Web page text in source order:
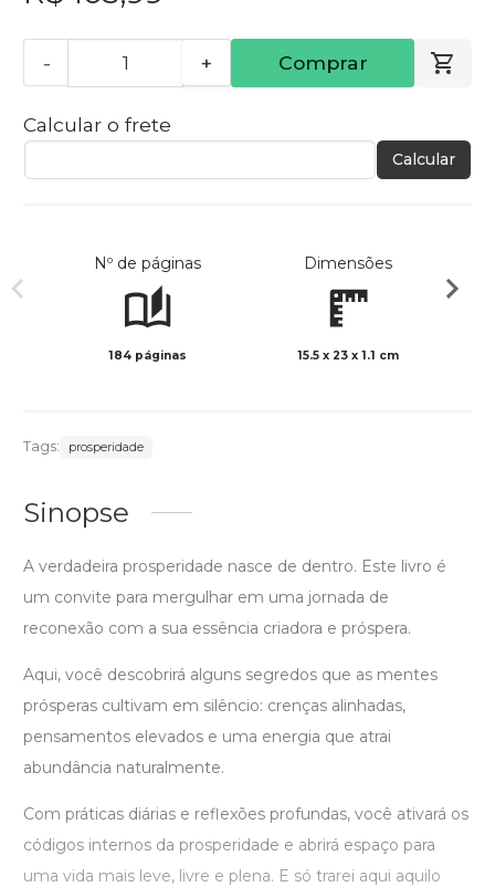
- + Comprar
Calcular o frete
Calcular
Nº de páginas
184 páginas
Dimensões
15.5 x 23 x 1.1 cm
Tags: prosperidade
Sinopse
A verdadeira prosperidade nasce de dentro. Este livro é
um convite para mergulhar em uma jornada de
reconexão com a sua essência criadora e próspera.
Aqui, você descobrirá alguns segredos que as mentes
prósperas cultivam em silêncio: crenças alinhadas,
pensamentos elevados e uma energia que atrai
abundância naturalmente.
Com práticas diárias e reflexões profundas, você ativará os
códigos internos da prosperidade e abrirá espaço para
uma vida mais leve, livre e plena. E só trarei aqui aquilo